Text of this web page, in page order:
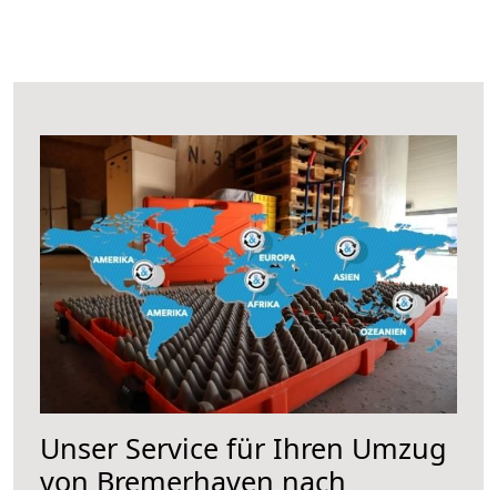
Unser Service für Ihren Umzug
von Bremerhaven nach